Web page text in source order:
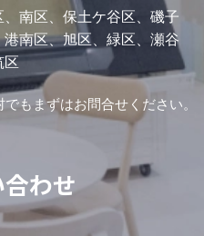
南区、保土ケ谷区、磯子
南区、旭区、緑区、瀬谷
区
もまずはお問合せください。
わせ